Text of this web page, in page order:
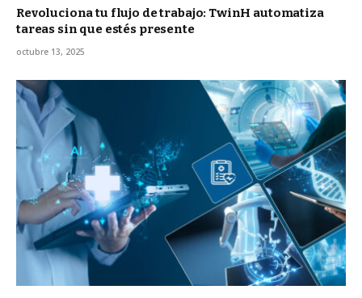
Revoluciona tu flujo de trabajo: TwinH automatiza
tareas sin que estés presente
octubre 13, 2025